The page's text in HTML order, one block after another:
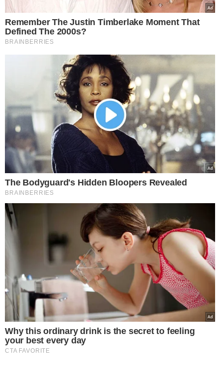
Remember The Justin Timberlake Moment That
Defined The 2000s?
BRAINBERRIES
The Bodyguard's Hidden Bloopers Revealed
BRAINBERRIES
Why this ordinary drink is the secret to feeling
your best every day
CTA FAVORITE